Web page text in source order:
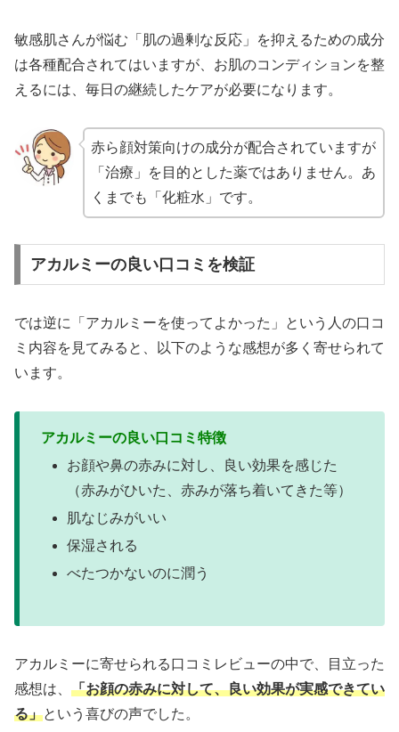
敏感肌さんが悩む「肌の過剰な反応」を抑えるための成分
は各種配合されてはいますが、お肌のコンディションを整
えるには、毎日の継続したケアが必要になります。
赤ら顔対策向けの成分が配合されていますが
「治療」を目的とした薬ではありません。あ
くまでも「化粧水」です。
アカルミーの良い口コミを検証
では逆に「アカルミーを使ってよかった」という人の口コ
ミ内容を見てみると、以下のような感想が多く寄せられて
います。
アカルミーの良い口コミ特徴
お顔や鼻の赤みに対し、良い効果を感じた
（赤みがひいた、赤みが落ち着いてきた等）
肌なじみがいい
保湿される
べたつかないのに潤う
アカルミーに寄せられる口コミレビューの中で、目立った
感想は、 「お顔の赤みに対して、良い効果が実感できてい
る」という喜びの声でした。